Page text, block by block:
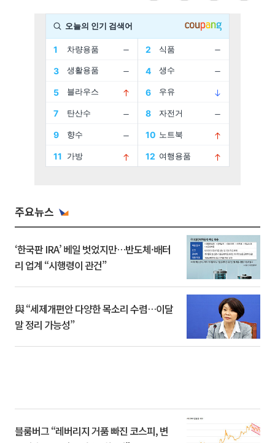
주요뉴스
‘한국판 IRA’ 베일 벗었지만…반도체·배터
리 업계 “시행령이 관건”
與 “세제개편안 다양한 목소리 수렴…이달
말 정리 가능성”
블룸버그 “레버리지 거품 빠진 코스피, 변